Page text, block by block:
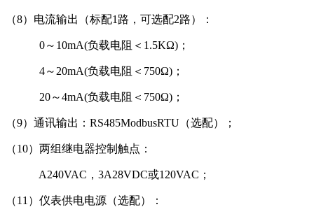
（8）电流输出（标配1路，可选配2路）：
0～10mA(负载电阻＜1.5KΩ)；
4～20mA(负载电阻＜750Ω)；
20～4mA(负载电阻＜750Ω)；
（9）通讯输出：RS485ModbusRTU（选配）；
（10）两组继电器控制触点：
A240VAC，3A28VDC或120VAC；
（11）仪表供电电源（选配）：